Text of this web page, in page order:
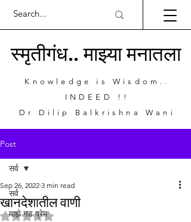
स्मृतीगंध.. माझ्या मनातला
Knowledge is Wisdom..
INDEED !!
Dr Dilip Balkrishna Wani
Post
सर्व
माझे गड प्रेम
सर्व
खानदेशातील वाणी
Sep 26, 2022 3 min read
Rated NaN out of 5 stars.